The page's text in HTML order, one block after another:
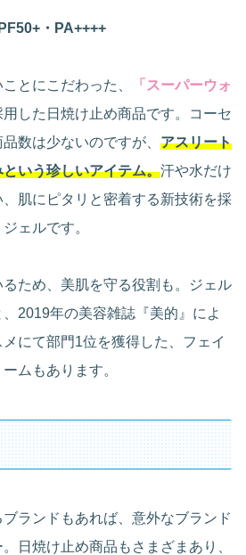
・PA++++
とにこだわった、
「スーパーウォ
用した日焼け止め商品です。コーセ
数は少ないのですが、 アスリート
いう珍しいアイテム。汗や水だけ
肌にピタリと密着する新技術を採
ェルです。
ため、美肌を守る役割も。ジェル
2019年の美容雑誌『美的』によ
にて部門1位を獲得した、フェイ
ムもあります。
ランドもあれば、意外なブランド
日焼け止め商品もさまざまあり、